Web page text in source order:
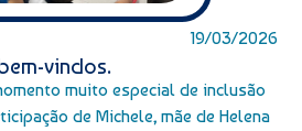
19/03/2026
vindos.
muito especial de inclusão
de Michele, mãe de Helena